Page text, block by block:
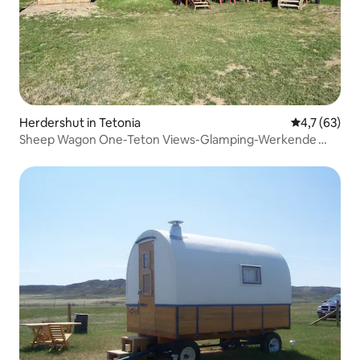
Herdershut in Tetonia
4,7 (63)
Sheep Wagon One-Teton Views-Glamping-Werkende